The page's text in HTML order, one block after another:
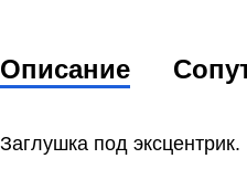
Описание
Заглушка под эксцентрик.